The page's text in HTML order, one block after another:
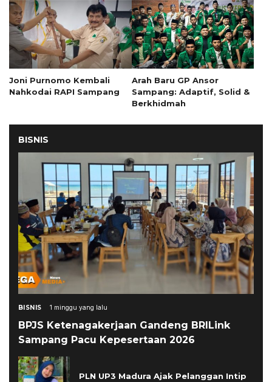
Joni Purnomo Kembali
Nahkodai RAPI Sampang
Arah Baru GP Ansor
Sampang: Adaptif, Solid &
Berkhidmah
BISNIS
BISNIS 1 minggu yang lalu
BPJS Ketenagakerjaan Gandeng BRILink
Sampang Pacu Kepesertaan 2026
PLN UP3 Madura Ajak Pelanggan Intip